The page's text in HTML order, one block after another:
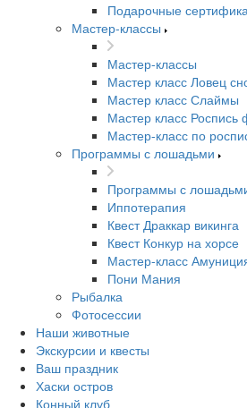
Подарочные
Мастер-классы
Мастер-классы
Мастер класс Ловец
Мастер класс Слаймы
Мастер класс Роспись
Мастер-класс по
Программы с лошадьми
Программы с
Иппотерапия
Квест Драккар викинга
Квест Конкур на хорсе
Мастер-класс
Пони Мания
Рыбалка
Фотосессии
Наши животные
Экскурсии и квесты
Ваш праздник
Хаски остров
Конный клуб